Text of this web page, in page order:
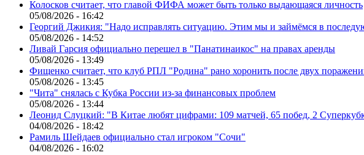
Колосков считает, что главой ФИФА может быть только выдающаяся личность
05/08/2026 - 16:42
Георгий Джикия: "Надо исправлять ситуацию. Этим мы и займёмся в
05/08/2026 - 14:52
Ливай Гарсия официально перешел в "Панатинаикос" на правах аренды
05/08/2026 - 13:49
Фищенко считает, что клуб РПЛ "Родина" рано хоронить после двух
05/08/2026 - 13:45
"Чита" снялась с Кубка России из-за финансовых проблем
05/08/2026 - 13:44
Леонид Слуцкий: "В Китае любят цифрами: 109 матчей, 65 побед, 2
04/08/2026 - 18:42
Рамиль Шейдаев официально стал игроком "Сочи"
04/08/2026 - 16:02